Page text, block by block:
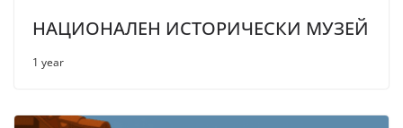
НАЦИОНАЛЕН ИСТОРИЧЕСКИ МУЗЕЙ
1 year